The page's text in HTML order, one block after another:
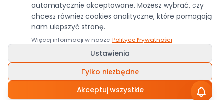
automatycznie akceptowane. Możesz wybrać, czy
chcesz również cookies analityczne, które pomagają
nam ulepszyć stronę.
Więcej informacji w naszej Polityce Prywatności
Ustawienia
Tylko niezbędne
Akceptuj wszystkie
©2026Pilkareczna.com. Wszystkie prawa
zastrzeżone.
Dane z oficjalnego API ZPRP
Polityka Prywatności• Ustawienia Cookies
Wykonanie: WDesign&Codexo/Ludyga.com.pl